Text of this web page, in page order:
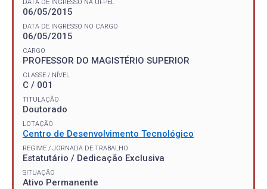
DATA DE INGRESSO NA UFPEL
06/05/2015
DATA DE INGRESSO NO CARGO
06/05/2015
CARGO
PROFESSOR DO MAGISTÉRIO SUPERIOR
CLASSE / NÍVEL
C / 001
TITULAÇÃO
Doutorado
LOTAÇÃO
Centro de Desenvolvimento Tecnológico
REGIME / JORNADA DE TRABALHO
Estatutário / Dedicação Exclusiva
SITUAÇÃO
Ativo Permanente